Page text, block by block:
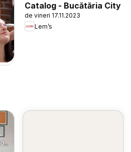
Catalog - Bucătăria City
de vineri 17.11.2023
Lem’s